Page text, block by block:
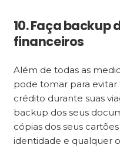
10. Faça backup
financeiros
Além de todas as
pode tomar para
crédito durante suas
backup dos seus
cópias dos seus
identidade e qualquer